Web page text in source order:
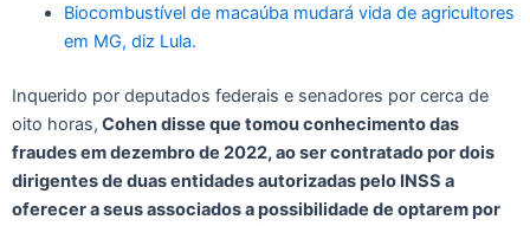
Biocombustível de macaúba mudará vida de agricultores
em MG, diz Lula.
Inquerido por deputados federais e senadores por cerca de
oito horas, Cohen disse que tomou conhecimento das
fraudes em dezembro de 2022, ao ser contratado por dois
dirigentes de duas entidades autorizadas pelo INSS a
oferecer a seus associados a possibilidade de optarem por